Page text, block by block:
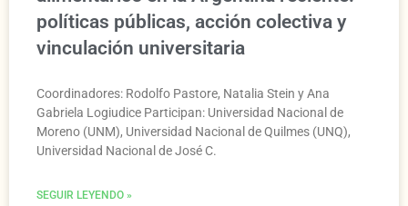
políticas públicas, acción colectiva y
vinculación universitaria
Coordinadores: Rodolfo Pastore, Natalia Stein y Ana
Gabriela Logiudice Participan: Universidad Nacional de
Moreno (UNM), Universidad Nacional de Quilmes (UNQ),
Universidad Nacional de José C.
SEGUIR LEYENDO »